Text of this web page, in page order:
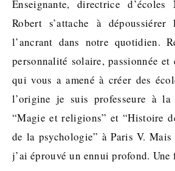
Enseignante, directrice d’écoles Montessori, Marie
Robert s’attache à
l’ancrant dans notre quotidien.
personnalité solaire, passionnée et
qui vous a amené à créer des
l’origine je suis professeure à la
“Magie et religions” et “Histoire
de la psychologie” à Paris V. Mais
j’ai éprouvé un ennui profond. Une